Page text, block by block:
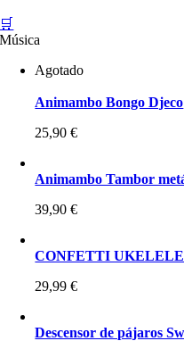
🛒
Música
Agotado
Animambo Bongo Djeco
25,90€
Animambo Tambor
39,90€
CONFETTI
29,99€
Descensor de pájaros